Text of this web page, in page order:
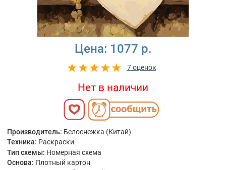
Цена: 1077 р.
7 оценок
Нет в наличии
Производитель: Белоснежка (Китай)
Техника: Раскраски
Тип схемы: Номерная схема
Основа: Плотный картон